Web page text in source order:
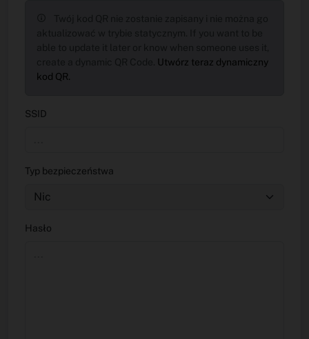
Utwórz teraz dynamiczny
kod QR.
SSID
Typ bezpieczeństwa
Hasło